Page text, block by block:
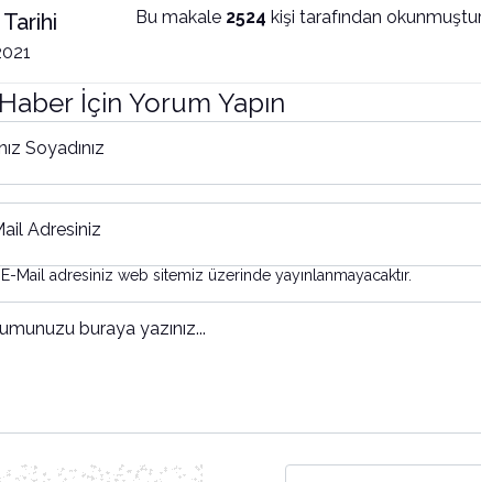
Tarihi Bu makale 2524 kişi tarafından
İçin Yorum Yapın
Soyadınız
Adresiniz
E-Mail adresiniz web sitemiz üzerinde yayınlanmayacaktır.
buraya yazınız...